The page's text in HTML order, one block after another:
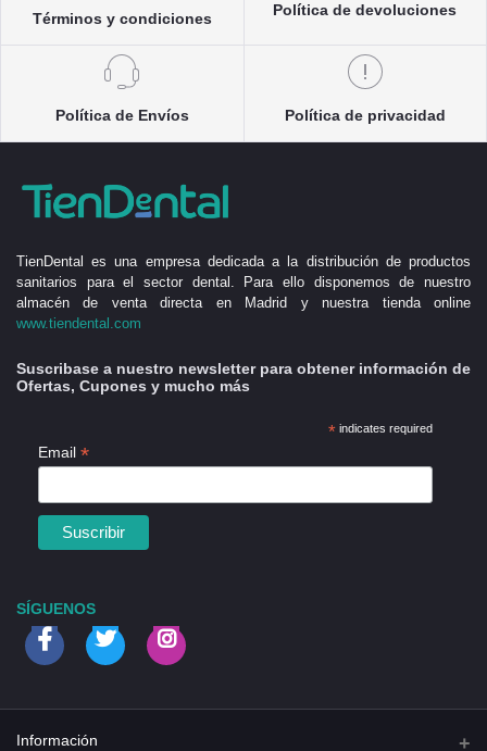
Términos y condiciones
Política de devoluciones
Política de Envíos Política de privacidad
TienDental es una empresa dedicada a la distribución de productos
sanitarios para el sector dental. Para ello disponemos de nuestro
almacén de venta directa en Madrid y nuestra tienda online
www.tiendental.com
Suscribase a nuestro newsletter para obtener información de
Ofertas, Cupones y mucho más
*indicates required
Email *
SÍGUENOS
Información